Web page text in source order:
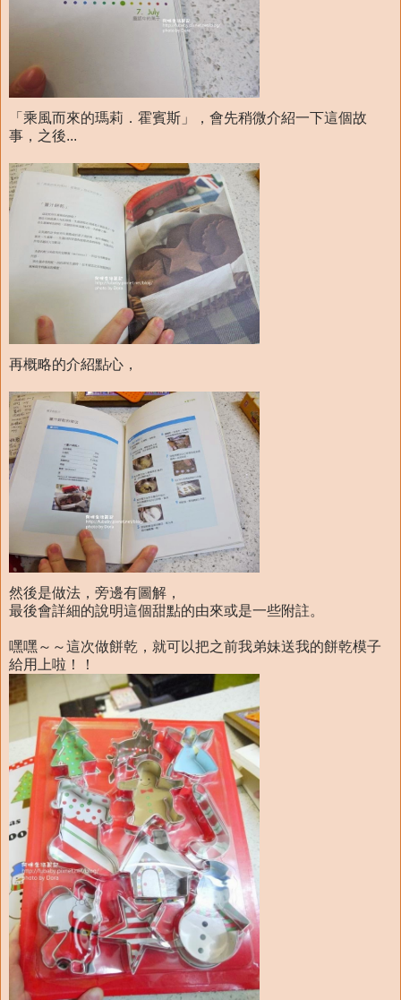
「乘風而來的瑪莉．霍賓斯」，會先稍微介紹一下這個故
事，之後...
再概略的介紹點心，
然後是做法，旁邊有圖解，
最後會詳細的說明這個甜點的由來或是一些附註。
嘿嘿～～這次做餅乾，就可以把之前我弟妹送我的餅乾模子
給用上啦！！